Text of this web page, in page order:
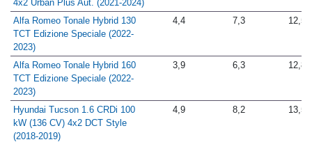
4x2 Urban Plus Aut. (2021-2024)
Alfa Romeo Tonale Hybrid 130
TCT Edizione Speciale (2022-
2023)
4,4 7,3 12,5
Alfa Romeo Tonale Hybrid 160
TCT Edizione Speciale (2022-
2023)
3,9 6,3 12,8
Hyundai Tucson 1.6 CRDi 100
kW (136 CV) 4x2 DCT Style
(2018-2019)
4,9 8,2 13,5